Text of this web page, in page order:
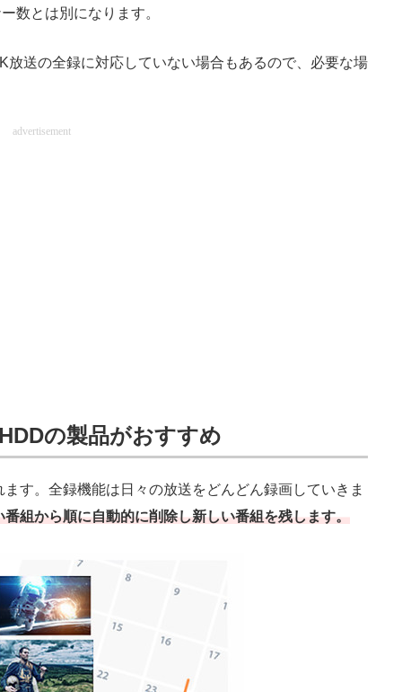
数とは別になります。
送の全録に対応していない場合もあるので、必要な場
advertisement
の製品がおすすめ
す。全録機能は日々の放送をどんどん録画していきま
組から順に自動的に削除し新しい番組を残します。